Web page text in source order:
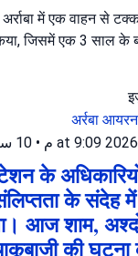
में एक वाहन से
जिसमें एक 3 साल के
अर्रबा
• 10 ساعات مضى
के
के संदेह में
आज शाम,
की घटना